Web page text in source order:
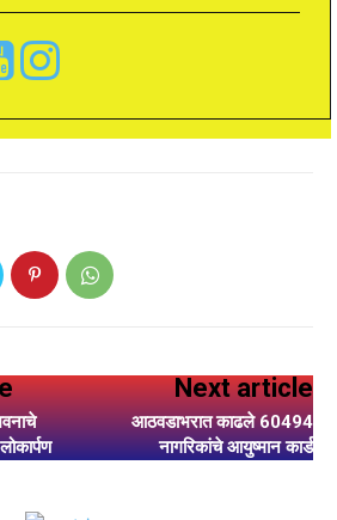
Next article
आठवडाभरात काढले 60494
नागरिकांचे आयुष्मान कार्ड